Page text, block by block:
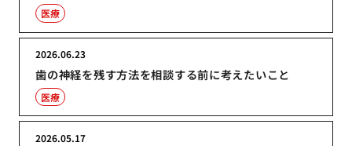
医療
歯の神経を残す方法を相談する前に考えたいこと
2026.06.23
医療
2026.05.17